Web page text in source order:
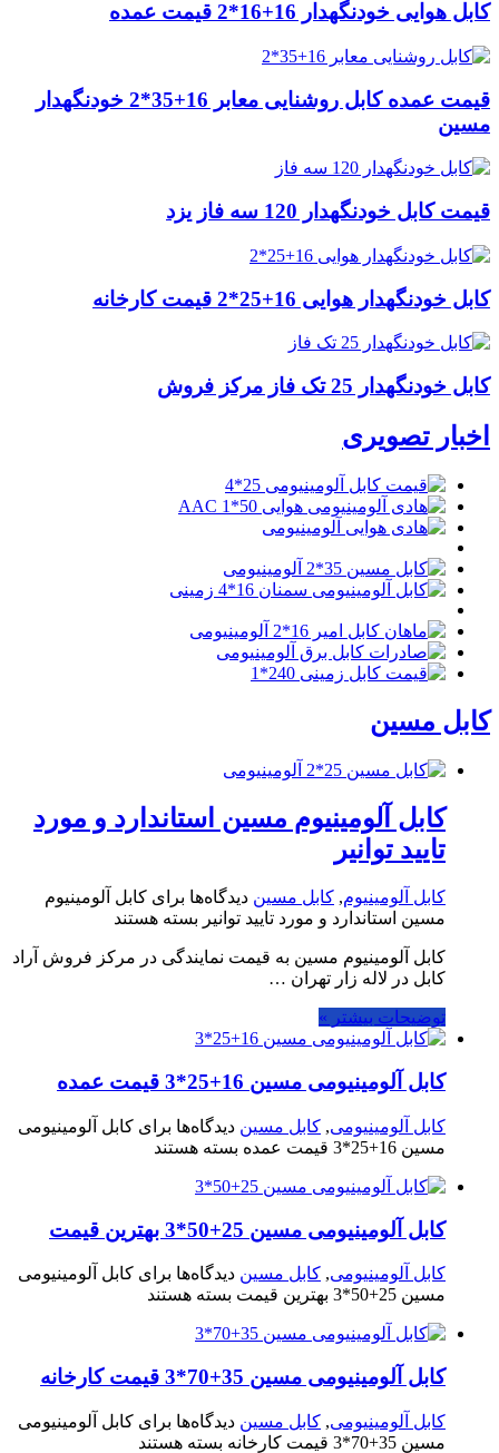
کابل هوایی خودنگهدار 16+16*2 قیمت عمده
قیمت عمده کابل روشنایی معابر 16+35*2 خودنگهدار
مسین
قیمت کابل خودنگهدار 120 سه فاز یزد
کابل خودنگهدار هوایی 16+25*2 قیمت کارخانه
کابل خودنگهدار 25 تک فاز مرکز فروش
اخبار تصویری
کابل مسین
کابل آلومینیوم مسین استاندارد و مورد
تایید توانیر
کابل آلومینیوم, کابل مسین دیدگاه‌ها برای کابل آلومینیوم
مسین استاندارد و مورد تایید توانیر بسته هستند
کابل آلومینیوم مسین به قیمت نمایندگی در مرکز فروش آراد
کابل در لاله زار تهران …
توضیحات بیشتر »
کابل آلومینیومی مسین 16+25*3 قیمت عمده
کابل آلومینیومی, کابل مسین دیدگاه‌ها برای کابل آلومینیومی
مسین 16+25*3 قیمت عمده
بسته هستند
کابل آلومینیومی مسین 25+50*3 بهترین قیمت
کابل آلومینیومی, کابل مسین دیدگاه‌ها برای کابل آلومینیومی
مسین 25+50*3 بهترین قیمت
بسته هستند
کابل آلومینیومی مسین 35+70*3 قیمت کارخانه
کابل آلومینیومی, کابل مسین دیدگاه‌ها برای کابل آلومینیومی
مسین 35+70*3 قیمت کارخانه
بسته هستند